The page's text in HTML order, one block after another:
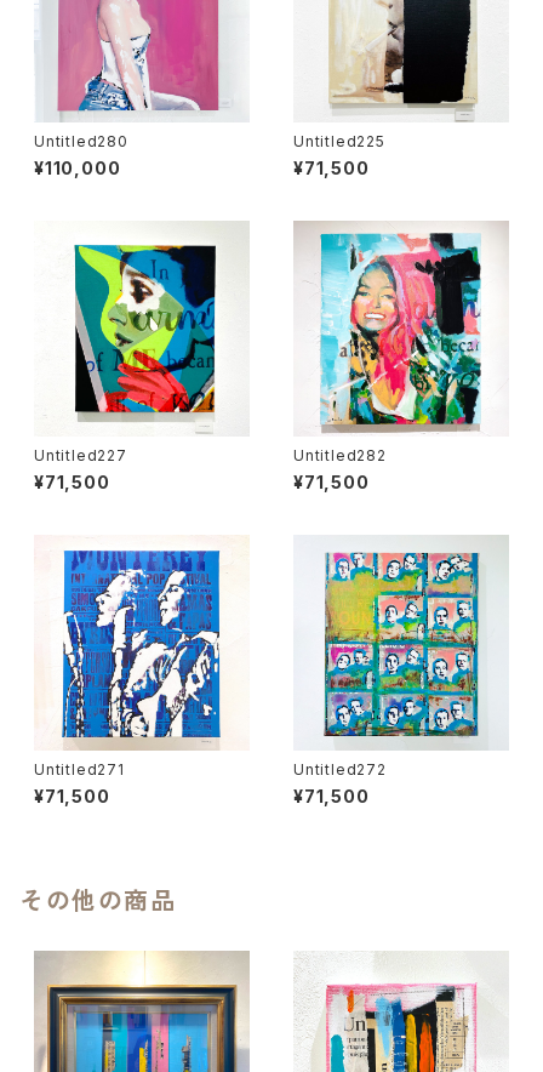
Untitled280
¥110,000
Untitled225
¥71,500
Untitled227
¥71,500
Untitled282
¥71,500
Untitled271
¥71,500
Untitled272
¥71,500
その他の商品